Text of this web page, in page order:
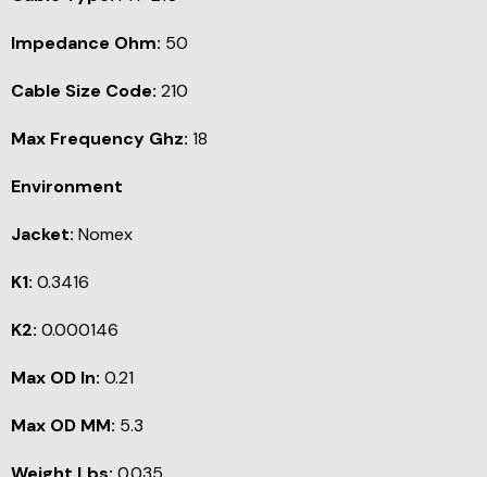
Impedance Ohm: 50
Cable Size Code: 210
Max Frequency Ghz: 18
Environment
Jacket: Nomex
K1: 0.3416
K2: 0.000146
Max OD In: 0.21
Max OD MM: 5.3